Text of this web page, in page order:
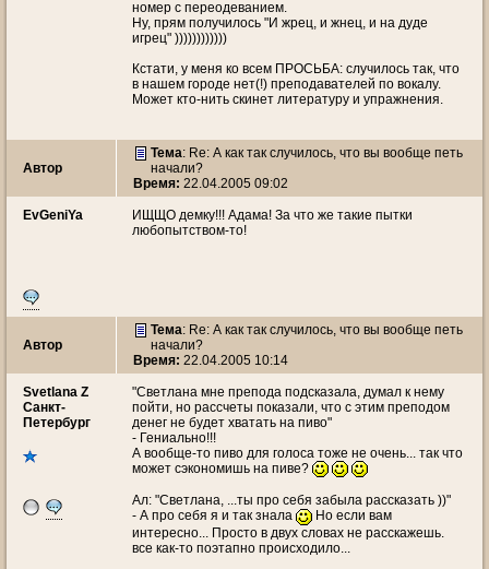
номер с переодеванием.
Ну, прям получилось "И жрец, и жнец, и на дуде
игрец" ))))))))))))
Кстати, у меня ко всем ПРОСЬБА: случилось так, что
в нашем городе нет(!) преподавателей по вокалу.
Может кто-нить скинет литературу и упражнения.
Автор
Тема: Re: А как так случилось, что вы вообще петь
начали?
Время: 22.04.2005 09:02
EvGeniYa
ИЩЩО демку!!! Адама! За что же такие пытки
любопытством-то!
Автор
Тема: Re: А как так случилось, что вы вообще петь
начали?
Время: 22.04.2005 10:14
Svetlana Z
Санкт-
Петербург
"Светлана мне препода подсказала, думал к нему
пойти, но рассчеты показали, что с этим преподом
денег не будет хватать на пиво"
- Гениально!!!
А вообще-то пиво для голоса тоже не очень... так что
может сэкономишь на пиве?
Ал: "Светлана, ...ты про себя забыла рассказать ))"
- А про себя я и так знала
Но если вам
интересно... Просто в двух словах не расскажешь.
все как-то поэтапно происходило...